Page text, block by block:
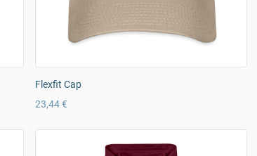
Flexfit Cap
23,44 €